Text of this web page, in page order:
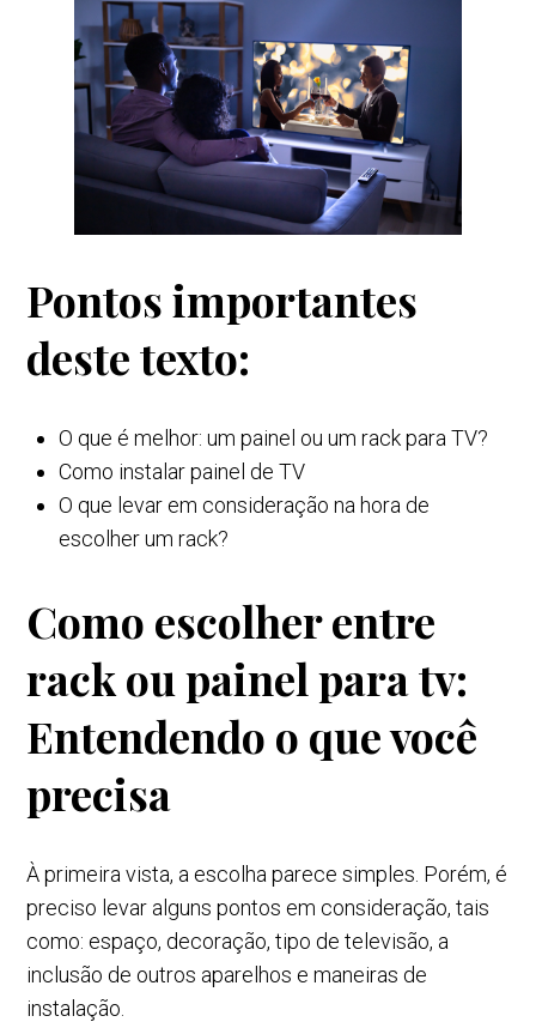
Pontos importantes
deste texto:
O que é melhor: um painel ou um rack para TV?
Como instalar painel de TV
O que levar em consideração na hora de
escolher um rack?
Como escolher entre
rack ou painel para tv:
Entendendo o que você
precisa
À primeira vista, a escolha parece simples. Porém, é
preciso levar alguns pontos em consideração, tais
como: espaço, decoração, tipo de televisão, a
inclusão de outros aparelhos e maneiras de
instalação.